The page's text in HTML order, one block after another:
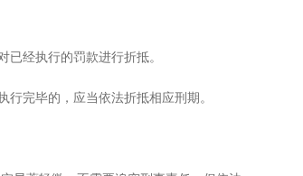
经执行的罚款进行折抵。
完毕的，应当依法折抵相应刑期。